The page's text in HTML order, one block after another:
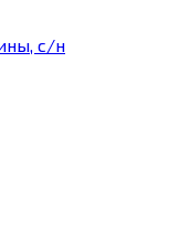
с/н